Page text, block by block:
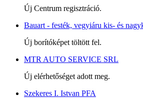
Új Centrum regisztráció.
Bauart - festék, vegyiáru kis- és
Új borítóképet töltött fel.
MTR AUTO SERVICE SRL
Új elérhetőséget adott meg.
Szekeres I. Istvan PFA